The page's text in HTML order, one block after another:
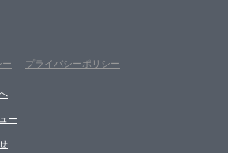
プライバシーポリシー
ー